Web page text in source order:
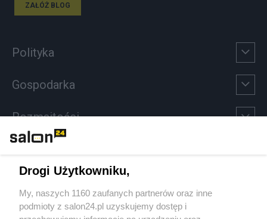
ZAŁÓŻ BLOG
Polityka
Gospodarka
Rozmaitości
Sport
Społeczeństwo
Drogi Użytkowniku,
My, naszych 1160 zaufanych partnerów oraz inne
podmioty z salon24.pl uzyskujemy dostęp i